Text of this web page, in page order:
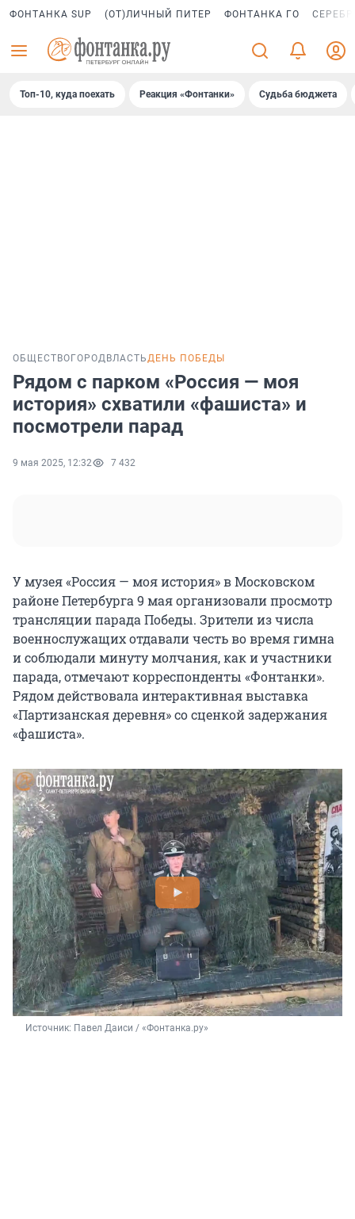
ФОНТАНКА SUP (ОТ)ЛИЧНЫЙ ПИТЕР ФОНТАНКА ГО
Топ-10, куда поехать Реакция «Фонтанки» Судьба бюджета
ОБЩЕСТВО ГОРОД ВЛАСТЬДЕНЬ ПОБЕДЫ
Рядом с парком «Россия — моя
история» схватили «фашиста» и
посмотрели парад
9 мая 2025, 12:32 7 432
У музея «Россия — моя история» в Московском
районе Петербурга 9 мая организовали просмотр
трансляции парада Победы. Зрители из числа
военнослужащих отдавали честь во время гимна
и соблюдали минуту молчания, как и участники
парада, отмечают корреспонденты «Фонтанки».
Рядом действовала интерактивная выставка
«Партизанская деревня» со сценкой задержания
«фашиста».
Источник: Павел Даиси / «Фонтанка.ру»